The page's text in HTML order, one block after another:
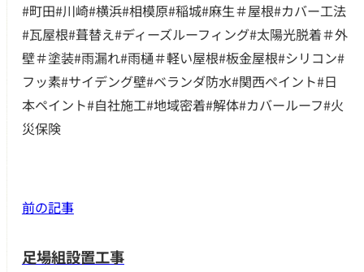
お客様の声
代表挨拶
ご依頼～施工の流れ
#町田#川崎#横浜#相模原#稲城#麻生＃屋根#カバー工法
#瓦屋根#葺替え#ディーズルーフィング#太陽光脱着＃外
壁＃塗装#雨漏れ#雨樋＃軽い屋根#板金屋根#シリコン#
フッ素#サイデング壁#ベランダ防水#関西ペイント#日
本ペイント#自社施工#地域密着#解体#カバールーフ#火
災保険
前の記事
足場組設置工事